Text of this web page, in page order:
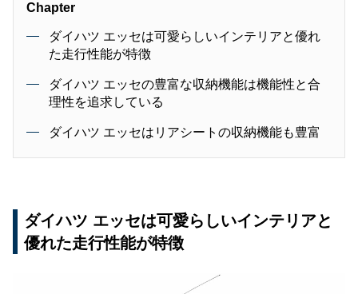
Chapter
ダイハツ エッセは可愛らしいインテリアと優れ
た走行性能が特徴
ダイハツ エッセの豊富な収納機能は機能性と合
理性を追求している
ダイハツ エッセはリアシートの収納機能も豊富
ダイハツ エッセは可愛らしいインテリアと
優れた走行性能が特徴